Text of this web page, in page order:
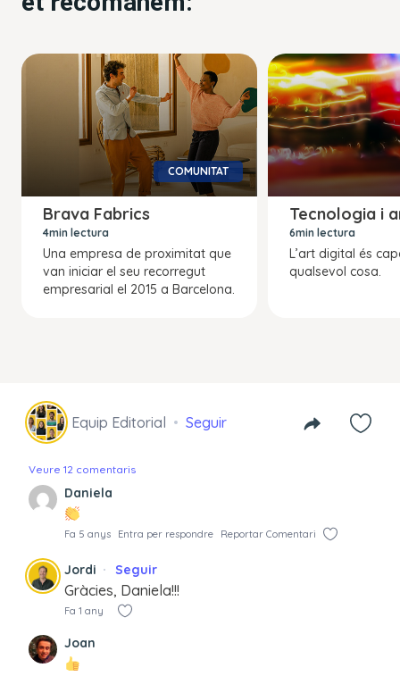
COMUNITAT
Brava Fabrics
4min lectura
Una empresa de proximitat que
van iniciar el seu recorregut
empresarial el 2015 a Barcelona.
Tecnologia i
6min lectura
L’art digital és
qualsevol cosa.
Equip Editorial Seguir
Veure 12 comentaris
Daniela
Fa 5 anys Entra per respondre Reportar Comentari
Jordi Seguir
Gràcies, Daniela!!!
Fa 1 any
Joan